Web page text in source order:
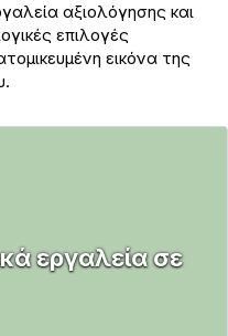
αξιολόγησης και
επιλογές
εικόνα της
εργαλεία σε